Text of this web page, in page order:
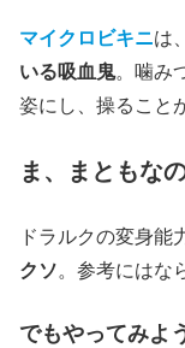
マイクロビキニは、
いる吸血鬼。噛み
姿にし、操ること
ま、まともな
ドラルクの変身能
クソ。参考にはな
でもやってみよ